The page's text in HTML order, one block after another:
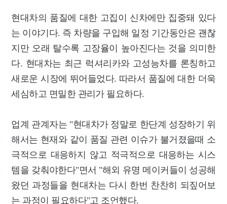
현대차의 품질에 대한 고집이 신차에만 집중돼 있다
는 이야기다. 즉 차량을 구입해 일정 기간동안은 괜찮
지만 오래 탈수록 고장율이 높아진다는 것을 의미한
다. 현대차는 최근 럭셔리카와 고성능차를 론칭하고
새로운 시장에 뛰어들었다. 따라서 품질에 대한 더욱
세심하고 면밀한 관리가 필요하다.
업계 관계자는 "현대차가 정말로 한단계 성장하기 위
해서는 현재와 같이 품질 관련 이슈가 불거졌을때 소
극적으로 대응하지 않고 적극적으로 대응하는 시스
템을 갖춰야한다"면서 "해외 유명 메이커들이 성공해
왔던 과정들을 현대차는 다시 한번 찬찬히 되짚어보
는 과정이 필요하다"고 조언했다.